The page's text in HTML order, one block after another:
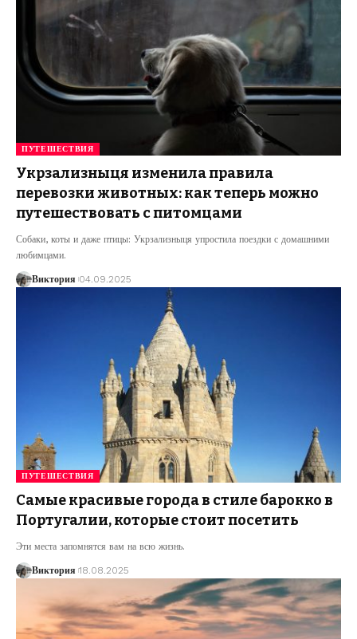
ПУТЕШЕСТВИЯ
Укрзализныця изменила правила
перевозки животных: как теперь можно
путешествовать с питомцами
Собаки, коты и даже птицы: Укрзализныця упростила поездки с домашними
любимцами.
Виктория 04.09.2025
ПУТЕШЕСТВИЯ
Самые красивые города в стиле барокко в
Португалии, которые стоит посетить
Эти места запомнятся вам на всю жизнь.
Виктория 18.08.2025